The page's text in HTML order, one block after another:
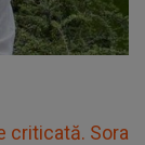
criticată. Sora